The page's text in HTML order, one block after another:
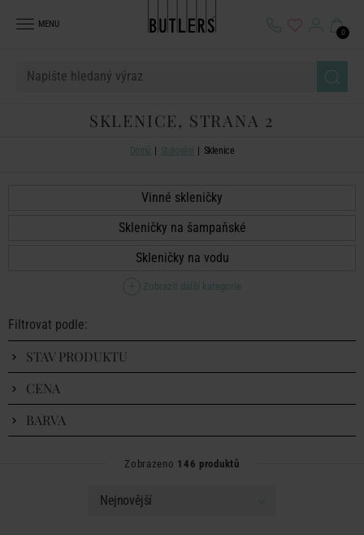
MENU
0
SKLENICE, STRANA 2
Domů Stolování Sklenice
Vinné skleničky
Skleničky na šampaňské
Skleničky na vodu
Zobrazit další kategorie
Filtrovat podle:
STAV PRODUKTU
CENA
BARVA
Zobrazeno 146 produktů